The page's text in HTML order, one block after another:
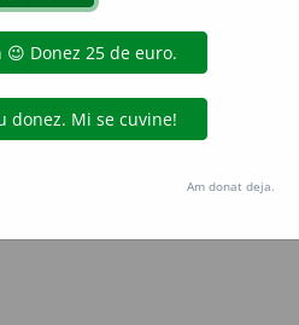
(https://dexonline.ro)
orice metode de extragere automată
de date oferite oficial spre utilizare
Hosterion
Am donat deja.